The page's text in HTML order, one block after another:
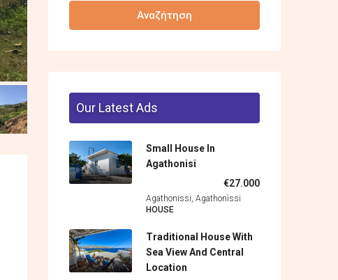
Αναζήτηση
Our Latest Ads
Small House In
Agathonisi
€27.000
Agathonissi, Agathonìssi
HOUSE
Traditional House With
Sea View And Central
Location